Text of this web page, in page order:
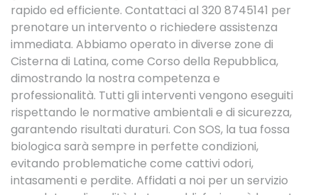
rapido ed efficiente. Contattaci al 320 8745141 per
prenotare un intervento o richiedere assistenza
immediata. Abbiamo operato in diverse zone di
Cisterna di Latina, come Corso della Repubblica,
dimostrando la nostra competenza e
professionalità. Tutti gli interventi vengono eseguiti
rispettando le normative ambientali e di sicurezza,
garantendo risultati duraturi. Con SOS, la tua fossa
biologica sarà sempre in perfette condizioni,
evitando problematiche come cattivi odori,
intasamenti e perdite. Affidati a noi per un servizio